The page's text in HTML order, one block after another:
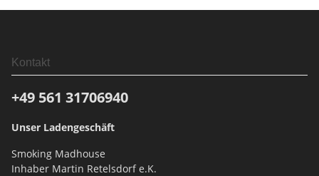
Kontakt
+49 561 31706940
Unser Ladengeschäft
Smoking Madhouse
Inhaber Martin Retelsdorf e.K.